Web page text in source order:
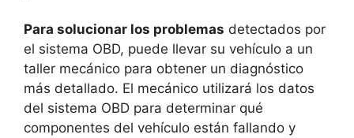
Para solucionar los problemas detectados por
el sistema OBD, puede llevar su vehículo a un
taller mecánico para obtener un diagnóstico
más detallado. El mecánico utilizará los datos
del sistema OBD para determinar qué
componentes del vehículo están fallando y